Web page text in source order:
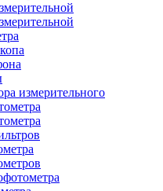
измерительного